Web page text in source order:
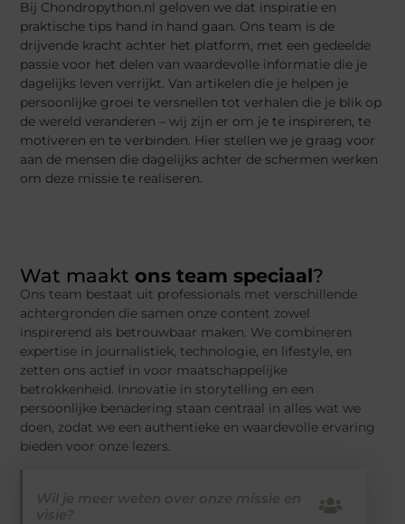
Bij Chondropython.nl geloven we dat inspiratie en
praktische tips hand in hand gaan. Ons team is de
drijvende kracht achter het platform, met een gedeelde
passie voor het delen van waardevolle informatie die je
dagelijks leven verrijkt. Van artikelen die je helpen je
persoonlijke groei te versnellen tot verhalen die je blik op
de wereld veranderen – wij zijn er om je te inspireren, te
motiveren en te verbinden. Hier stellen we je graag voor
aan de mensen die dagelijks achter de schermen werken
om deze missie te realiseren.
Wat maakt ons team speciaal?
Ons team bestaat uit professionals met verschillende
achtergronden die samen onze content zowel
inspirerend als betrouwbaar maken. We combineren
expertise in journalistiek, technologie, en lifestyle, en
zetten ons actief in voor maatschappelijke
betrokkenheid. Innovatie in storytelling en een
persoonlijke benadering staan centraal in alles wat we
doen, zodat we een authentieke en waardevolle ervaring
bieden voor onze lezers.
Wil je meer weten over onze missie en
visie?